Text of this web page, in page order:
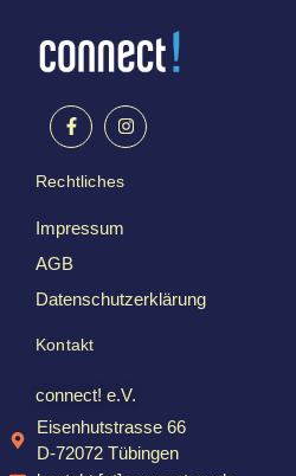
Rechtliches
Impressum
AGB
Datenschutzerklärung
Kontakt
connect! e.V.
Eisenhutstrasse 66
D-72072 Tübingen